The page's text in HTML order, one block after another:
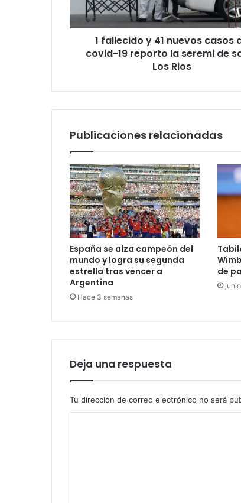
covid-
19
reporto1 fallecido y 41 nuevos casos
covid-19 reporto la seremi de
Los Rios
Publicaciones relacionadas
España se alza campeón del
mundo y logra su segunda
estrella tras vencer a
Argentina
Hace 3 semanas
de
Deja una respuesta
Tu dirección de correo electrónico no será